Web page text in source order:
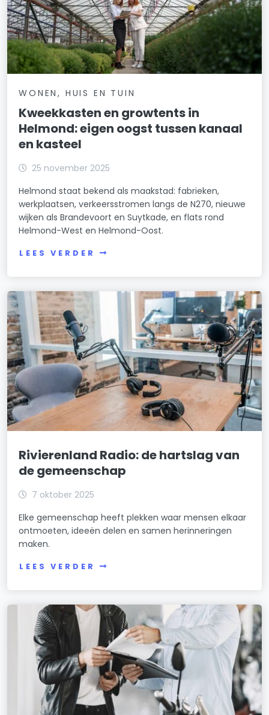
WONEN, HUIS EN TUIN
Kweekkasten en growtents in
Helmond: eigen oogst tussen kanaal
en kasteel
25 november 2025
Helmond staat bekend als maakstad: fabrieken,
werkplaatsen, verkeersstromen langs de N270, nieuwe
wijken als Brandevoort en Suytkade, en flats rond
Helmond-West en Helmond-Oost.
LEES VERDER
Rivierenland Radio: de hartslag van
de gemeenschap
7 oktober 2025
Elke gemeenschap heeft plekken waar mensen elkaar
ontmoeten, ideeën delen en samen herinneringen
maken.
LEES VERDER